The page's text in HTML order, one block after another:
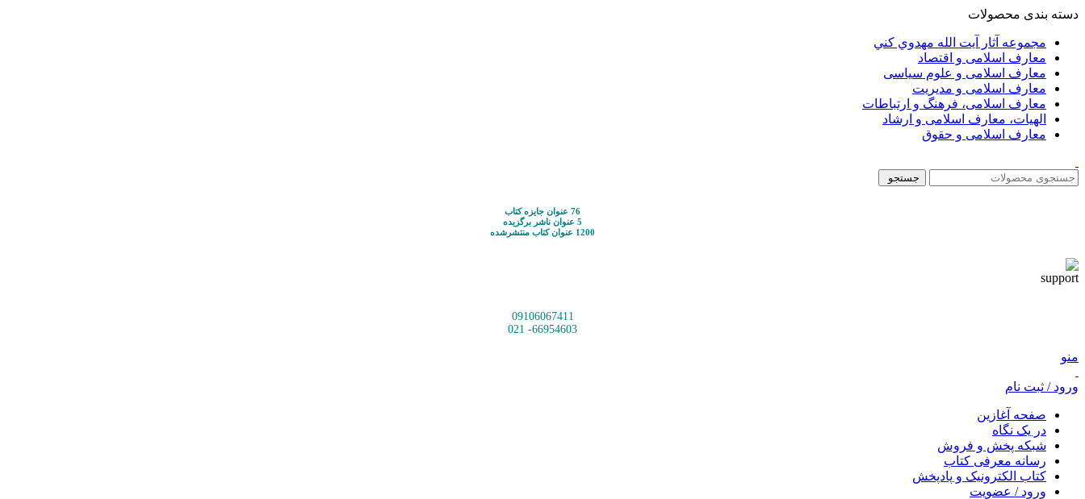
دسته بندی محصولات
مجموعه آثار آيت الله مهدوي كني
معارف اسلامی و اقتصاد
معارف اسلامی و علوم سیاسی
معارف اسلامی و مدیریت
معارف اسلامی، فرهنگ و ارتباطات
الهیات، معارف اسلامی و ارشاد
معارف اسلامی و حقوق
جستجو
76 عنوان جایزه کتاب
5 عنوان ناشر برگزیده
1200 عنوان کتاب منتشرشده
09106067411
66954603- 021
منو
ورود / ثبت نام
صفحه آغازین
در یک نگاه
شبکه پخش و فروش
رسانه معرفی کتاب
کتاب الکترونیک و پادپخش
ورود / عضویت